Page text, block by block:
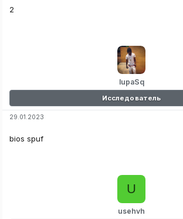
2
lupaSq
Исследователь
29.01.2023
bios spuf
usehvh
U